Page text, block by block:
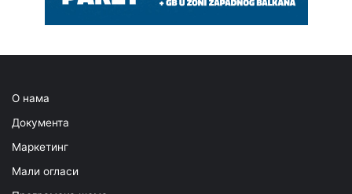
О нама
Документа
Маркетинг
Мали огласи